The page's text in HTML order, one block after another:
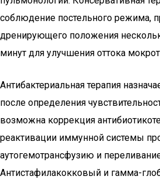
соблюдение постельного режима,
дренирующего положения
минут для улучшения оттока
Антибактериальная терапия
после определения
возможна коррекция
реактивации иммунной системы
аутогемотрансфузию и
Антистафилакокковый и гамма-